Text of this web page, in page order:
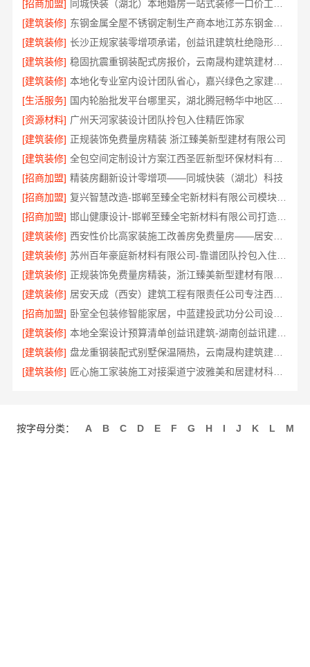
[招商加盟]
[建筑装修]
东钢金属全屋不锈钢定制生产商本地江苏东钢金属科技有限公司
[建筑装修]
长沙正规家装零增项承诺，创益讯建筑杜绝隐形消费
[建筑装修]
稳固抗震重钢装配式房报价，云南晟构建筑建材有限公司透明公开
[建筑装修]
本地化专业室内设计团队省心，嘉兴绿色之家建材科技有限公司全案
[生活服务]
[资源材料] 广州天河家装设计团队拎包入住精匠饰家
[建筑装修] 正规装饰免费量房精装 浙江臻美新型建材有限公司
[建筑装修]
[招商加盟] 精装房翻新设计零增项——同城快装（湖北）科技
[招商加盟]
复兴智慧改造-邯郸至臻全宅新材料有限公司模块化安装
[招商加盟]
邯山健康设计-邯郸至臻全宅新材料有限公司打造环保家居
[建筑装修]
[建筑装修]
苏州百年豪庭新材料有限公司-靠谱团队拎包入住家装
[建筑装修]
[建筑装修]
[招商加盟]
卧室全包装修智能家居，中蓝建投武功分公司设计施工
[建筑装修]
本地全案设计预算清单创益讯建筑-湖南创益讯建筑有限公司
[建筑装修]
盘龙重钢装配式别墅保温隔热，云南晟构建筑建材有限公司品质之选
[建筑装修]
匠心施工家装施工对接渠道宁波雅美和居建材科技有限公司
按字母分类： A B C D E F G H I J K L
M